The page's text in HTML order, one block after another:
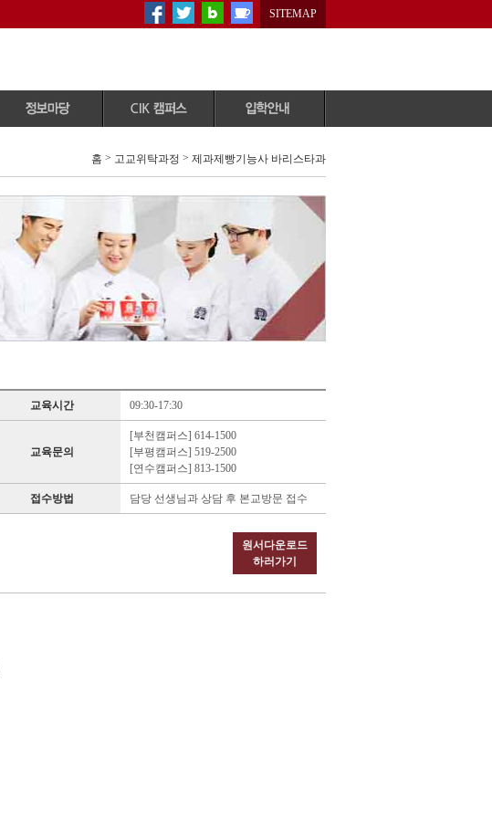
SITEMAP
대회정보
국내외 취업정보
구인구직정보
학사일정
증명서 발급안내
CIK갤러리
CIK미디어
People&story
CIK홍보자료실
자주묻는질문
입학자료신청
상담예약
홈 > 고교위탁과정 > 제과제빵기능사 바리스타과
교육시간 09:30-17:30
교육문의
[부천캠퍼스] 614-1500
[부평캠퍼스] 519-2500
[연수캠퍼스] 813-1500
접수방법 담당 선생님과 상담 후 본교방문 접수
원서다운로드
하러가기